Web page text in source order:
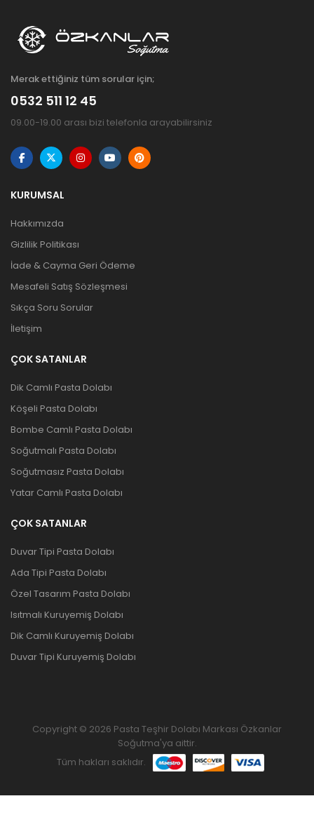
Merak ettiğiniz tüm sorular için;
0532 511 12 45
09.00-19.00 arası bizi telefonla arayabilirsiniz
KURUMSAL
Hakkımızda
Gizlilik Politikası
İade & Cayma Geri Ödeme
Mesafeli Satış Sözleşmesi
Sıkça Soru Sorular
İletişim
ÇOK SATANLAR
Dik Camlı Pasta Dolabı
Köşeli Pasta Dolabı
Bombe Camlı Pasta Dolabı
Soğutmalı Pasta Dolabı
Soğutmasız Pasta Dolabı
Yatar Camlı Pasta Dolabı
ÇOK SATANLAR
Duvar Tipi Pasta Dolabı
Ada Tipi Pasta Dolabı
Özel Tasarım Pasta Dolabı
Isıtmalı Kuruyemiş Dolabı
Dik Camlı Kuruyemiş Dolabı
Duvar Tipi Kuruyemiş Dolabı
Copyright © 2026 Pasta Teşhir Dolabı Markası Özkanlar
Soğutma'ya aittir.
Tüm hakları saklıdır.